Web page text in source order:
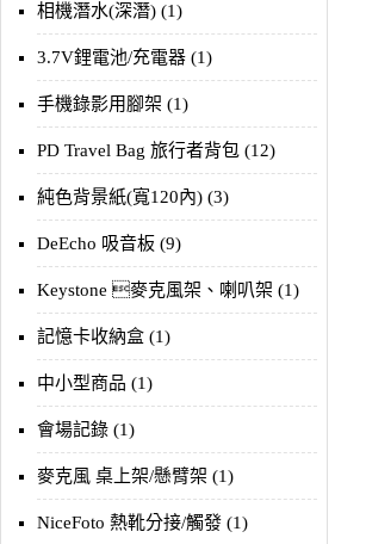
相機潛水(深潛) (1)
3.7V鋰電池/充電器 (1)
手機錄影用腳架 (1)
PD Travel Bag 旅行者背包 (12)
純色背景紙(寬120內) (3)
DeEcho 吸音板 (9)
Keystone 麥克風架、喇叭架 (1)
記憶卡收納盒 (1)
中小型商品 (1)
會場記錄 (1)
麥克風 桌上架/懸臂架 (1)
NiceFoto 熱靴分接/觸發 (1)